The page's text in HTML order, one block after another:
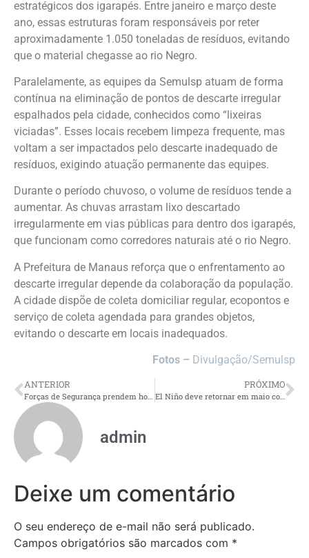
estratégicos dos igarapés. Entre janeiro e março deste
ano, essas estruturas foram responsáveis por reter
aproximadamente 1.050 toneladas de resíduos, evitando
que o material chegasse ao rio Negro.
Paralelamente, as equipes da Semulsp atuam de forma
contínua na eliminação de pontos de descarte irregular
espalhados pela cidade, conhecidos como “lixeiras
viciadas”. Esses locais recebem limpeza frequente, mas
voltam a ser impactados pelo descarte inadequado de
resíduos, exigindo atuação permanente das equipes.
Durante o período chuvoso, o volume de resíduos tende a
aumentar. As chuvas arrastam lixo descartado
irregularmente em vias públicas para dentro dos igarapés,
que funcionam como corredores naturais até o rio Negro.
A Prefeitura de Manaus reforça que o enfrentamento ao
descarte irregular depende da colaboração da população.
A cidade dispõe de coleta domiciliar regular, ecopontos e
serviço de coleta agendada para grandes objetos,
evitando o descarte em locais inadequados.
Fotos – Divulgação/Semulsp
ANTERIOR
Forças de Segurança prendem homem por maus-tratos a animais no Aeroporto de Manaus após denúncia à Sepet
PRÓXIMO
El Niño deve retornar em maio com impacto no clima, diz agência da ONU
admin
Deixe um comentário
O seu endereço de e-mail não será publicado.
Campos obrigatórios são marcados com *